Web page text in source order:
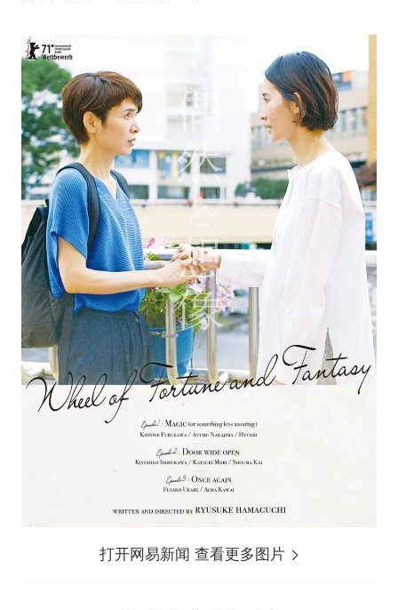
打开网易新闻 查看更多图片